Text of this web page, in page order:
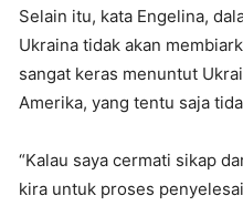
Selain itu, kata Engelina,
Ukraina tidak akan
sangat keras menuntut
Amerika, yang tentu saja
“Kalau saya cermati sikap
kira untuk proses